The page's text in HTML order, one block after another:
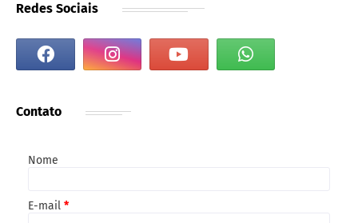
Redes Sociais
Contato
Nome
E-mail *